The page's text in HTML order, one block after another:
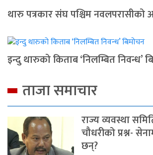
थारु पत्रकार संघ पश्चिम नवलपरासीको
इन्दु थारुको किताब ‘निलम्बित निवन्ध’
ताजा समाचार
राज्य व्यवस्था
चौधरीको प्रश्न-
छन्?